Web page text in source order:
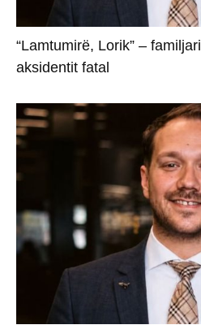
“Lamtumirë, Lorik” –
aksidentit fatal